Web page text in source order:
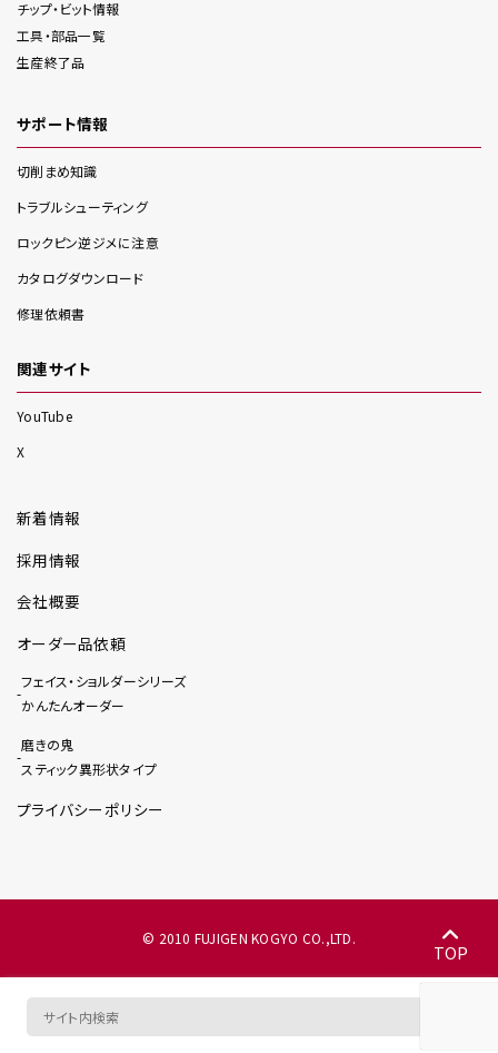
チップ・ビット情報
工具・部品一覧
生産終了品
サポート情報
切削まめ知識
トラブルシューティング
ロックピン逆ジメに注意
カタログダウンロード
修理依頼書
関連サイト
YouTube
X
新着情報
採用情報
会社概要
オーダー品依頼
フェイス・ショルダーシリーズ
かんたんオーダー
磨きの鬼
スティック異形状タイプ
プライバシーポリシー
© 2010 FUJIGEN KOGYO CO.,LTD.
TOP